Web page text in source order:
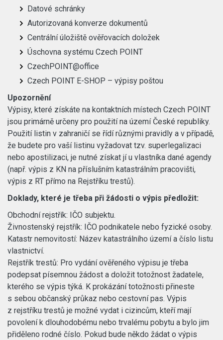
Datové schránky
Autorizovaná konverze dokumentů
Centrální úložiště ověřovacích doložek
Úschovna systému Czech POINT
CzechPOINT@office
Czech POINT E-SHOP – výpisy poštou
Upozornění
Výpisy, které získáte na kontaktních místech Czech POINT
jsou primárně určeny pro použití na území České republiky.
Použití listin v zahraničí se řídí různými pravidly a v případě,
že budete pro vaší listinu vyžadovat tzv. superlegalizaci
nebo apostilizaci, je nutné získat jí u vlastníka dané agendy
(např. výpis z KN na příslušním katastrálním pracovišti,
výpis z RT přímo na Rejstříku trestů).
Doklady, které je třeba při žádosti o výpis předložit:
Obchodní rejstřík: IČO subjektu.
Živnostenský rejstřík: IČO podnikatele nebo fyzické osoby.
Katastr nemovitostí: Název katastrálního území a číslo listu
vlastnictví.
Rejstřík trestů: Pro vydání ověřeného výpisu je třeba
podepsat písemnou žádost a doložit totožnost žadatele,
kterého se výpis týká. K prokázání totožnosti přineste
s sebou občanský průkaz nebo cestovní pas. Výpis
z rejstříku trestů je možné vydat i cizincům, kteří mají
povolení k dlouhodobému nebo trvalému pobytu a bylo jim
přiděleno rodné číslo. Pokud bude někdo žádat o výpis